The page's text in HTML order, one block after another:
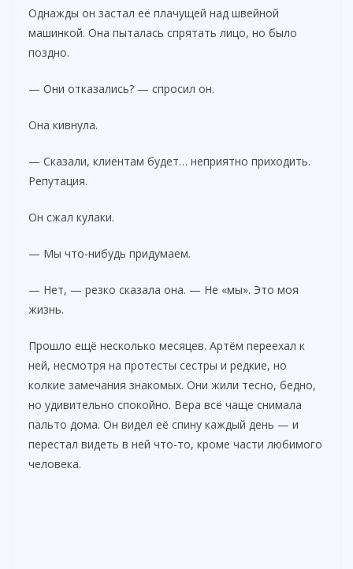
Однажды он застал её плачущей над швейной
машинкой. Она пыталась спрятать лицо, но было
поздно.
— Они отказались? — спросил он.
Она кивнула.
— Сказали, клиентам будет… неприятно приходить.
Репутация.
Он сжал кулаки.
— Мы что-нибудь придумаем.
— Нет, — резко сказала она. — Не «мы». Это моя
жизнь.
Прошло ещё несколько месяцев. Артём переехал к
ней, несмотря на протесты сестры и редкие, но
колкие замечания знакомых. Они жили тесно, бедно,
но удивительно спокойно. Вера всё чаще снимала
пальто дома. Он видел её спину каждый день — и
перестал видеть в ней что-то, кроме части любимого
человека.